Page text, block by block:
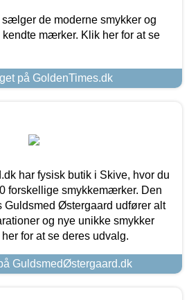
de moderne smykker og
mærker. Klik her for at se
på GoldenTimes.dk
har fysisk butik i Skive, hvor du
forskellige smykkemærker. Den
Guldsmed Østergaard udfører alt
og nye unikke smykker
for at se deres udvalg.
GuldsmedØstergaard.dk